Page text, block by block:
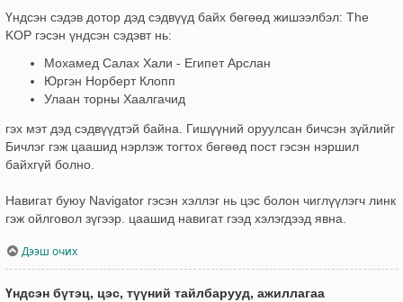
Үндсэн сэдэв дотор дэд сэдвүүд байх бөгөөд жишээлбэл: The
KOP гэсэн үндсэн сэдэвт нь:
Мохамед Салах Хали - Египет Арслан
Юргэн Норберт Клопп
Улаан торны Хаалгачид
гэх мэт дэд сэдвүүдтэй байна. Гишүүний оруулсан бичсэн зүйлийг
Бичлэг гэж цаашид нэрлэж тогтох бөгөөд пост гэсэн нэршил
байхгүй болно.
Навигат буюу Navigator гэсэн хэллэг нь цэс болон чиглүүлэгч линк
гэж ойлговол зүгээр. цаашид навигат гээд хэлэгдээд явна.
Дээш очих
Үндсэн бүтэц, цэс, түүний тайлбарууд, ажиллагаа